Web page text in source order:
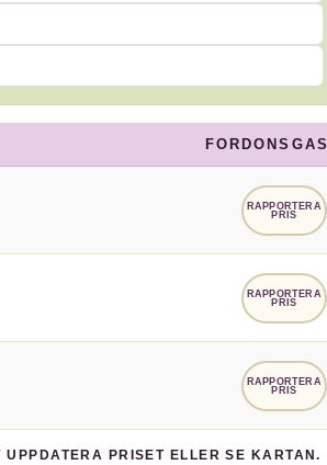
FORDONSGAS
RAPPORTERA
PRIS
RAPPORTERA
PRIS
RAPPORTERA
PRIS
PRISET ELLER SE KARTAN.